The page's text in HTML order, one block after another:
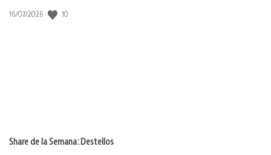
Fecha
16/07/2026 10
Share de la Semana: Destellos